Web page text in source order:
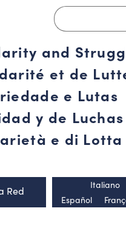
and
et de
e Lutas
y de Luchas
e di Lotta
Red
Español
Italiano